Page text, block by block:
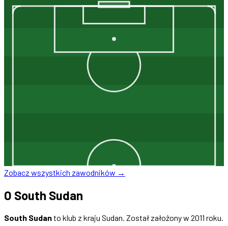
Zobacz wszystkich zawodników →
O South Sudan
South Sudanto klub z kraju Sudan. Został założony w 2011 roku.